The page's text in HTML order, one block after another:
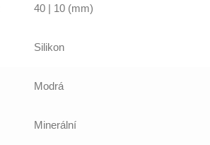
40 | 10 (mm)
Silikon
Modrá
Minerální